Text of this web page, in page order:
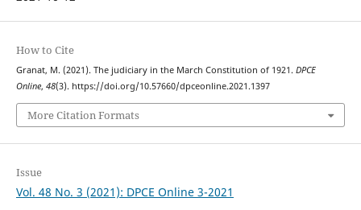
How to Cite
Granat, M. (2021). The judiciary in the March Constitution of 1921. DPCE
Online, 48(3). https://doi.org/10.57660/dpceonline.2021.1397
More Citation Formats
Issue
Vol. 48 No. 3 (2021): DPCE Online 3-2021